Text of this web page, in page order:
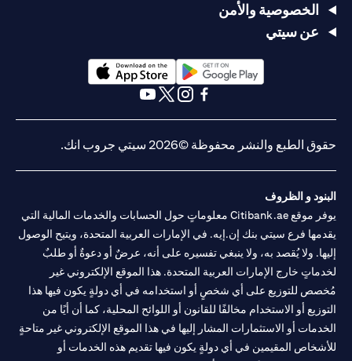
الخصوصية والأمن
عن سيتي
(opens in a new tab)
حقوق الطبع والنشر محفوظة ©2026 سيتي جروب انك.
البنود و الظروف
يوفر موقع Citibank.ae معلوماتٍ حول الحسابات والخدمات المالية التي
يقدمها فرع سيتي بنك إن.إيه. في الإمارات العربية المتحدة، ويتيح الوصول
إليها. ولا يُقصد به، ولا ينبغي تفسيره على أنه، عرضٌ أو دعوةٌ أو طلبٌ
لخدماتٍ خارج الإمارات العربية المتحدة. هذا الموقع الإلكتروني غير
مُخصص للتوزيع على أي شخصٍ أو استخدامه في أي دولةٍ يكون فيها هذا
التوزيع أو الاستخدام مخالفًا للقانون أو اللوائح المحلية، كما أن أيًا من
الخدمات أو الاستثمارات المشار إليها في هذا الموقع الإلكتروني غير متاحةٍ
للأشخاص المقيمين في أي دولةٍ يكون فيها تقديم هذه الخدمات أو